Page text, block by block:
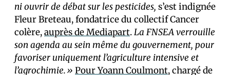
ni ouvrir de débat sur les pesticides, s’est indignée
Fleur Breteau, fondatrice du collectif Cancer
colère,auprès de Mediapart.La FNSEA verrouille
son agenda au sein même du gouvernement, pour
favoriser uniquement l’agriculture intensive et
l’agrochimie.» Pour Yoann Coulmont, chargé de